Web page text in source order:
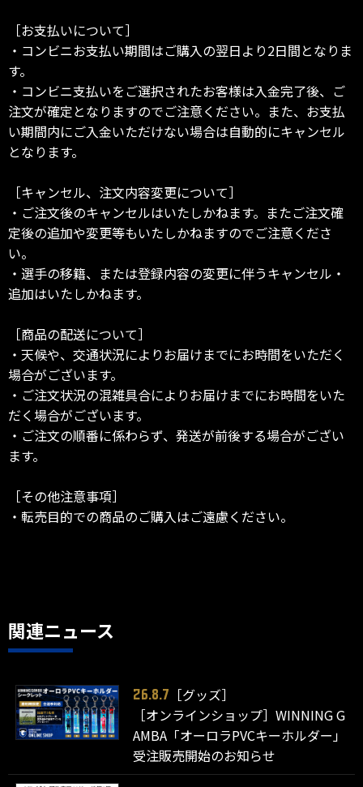
［お支払いについて］
・コンビニお支払い期間はご購入の翌日より2日間となりま
す。
・コンビニ支払いをご選択されたお客様は入金完了後、ご
注文が確定となりますのでご注意ください。また、お支払
い期間内にご入金いただけない場合は自動的にキャンセル
となります。
［キャンセル、注文内容変更について］
・ご注文後のキャンセルはいたしかねます。またご注文確
定後の追加や変更等もいたしかねますのでご注意くださ
い。
・選手の移籍、または登録内容の変更に伴うキャンセル・
追加はいたしかねます。
［商品の配送について］
・天候や、交通状況によりお届けまでにお時間をいただく
場合がございます。
・ご注文状況の混雑具合によりお届けまでにお時間をいた
だく場合がございます。
・ご注文の順番に係わらず、発送が前後する場合がござい
ます。
［その他注意事項］
・転売目的での商品のご購入はご遠慮ください。
関連ニュース
26.8.7
［グッズ］
［オンラインショップ］WINNING G
AMBA「オーロラPVCキーホルダー」
受注販売開始のお知らせ